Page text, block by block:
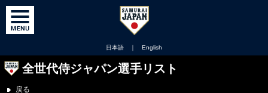
日本語 ｜ English
全世代侍ジャパン選手リスト
戻る